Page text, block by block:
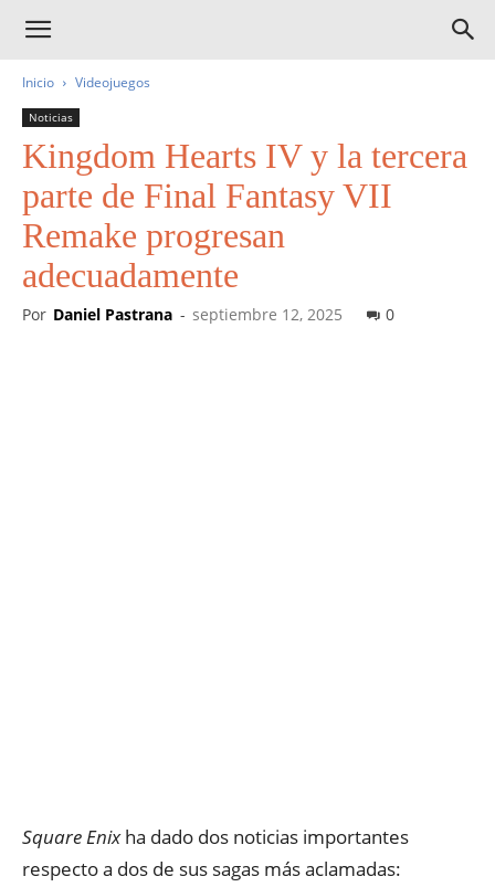
Inicio Videojuegos
Noticias
Kingdom Hearts IV y la tercera
parte de Final Fantasy VII
Remake progresan
adecuadamente
Por Daniel Pastrana - septiembre 12, 2025 0
Square Enixha dado dos noticias importantes
respecto a dos de sus sagas más aclamadas: